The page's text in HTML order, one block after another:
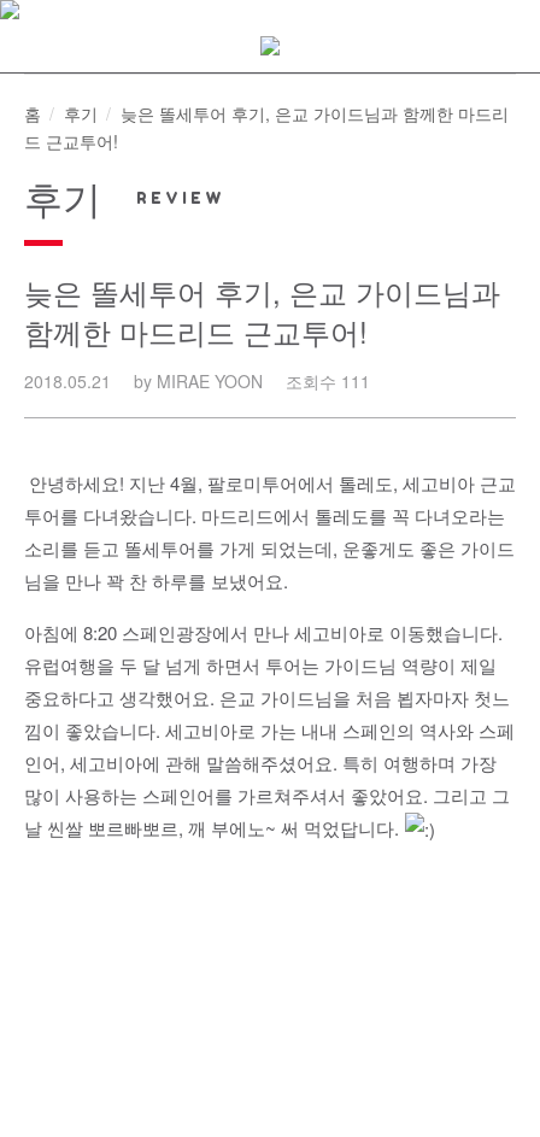
Skip
홈 후기
늦은 똘세투어 후기, 은교 가이드님과 함께한 마드리
드 근교투어!
후기
늦은 똘세투어 후기, 은교 가이드님과
함께한 마드리드 근교투어!
2018.05.21 by MIRAE YOON 조회수 111
안녕하세요! 지난 4월, 팔로미투어에서 톨레도, 세고비아 근교
투어를 다녀왔습니다. 마드리드에서 톨레도를 꼭 다녀오라는
소리를 듣고 똘세투어를 가게 되었는데, 운좋게도 좋은 가이드
님을 만나 꽉 찬 하루를 보냈어요.
아침에 8:20 스페인광장에서 만나 세고비아로 이동했습니다.
유럽여행을 두 달 넘게 하면서 투어는 가이드님 역량이 제일
중요하다고 생각했어요. 은교 가이드님을 처음 뵙자마자 첫느
낌이 좋았습니다. 세고비아로 가는 내내 스페인의 역사와 스페
인어, 세고비아에 관해 말씀해주셨어요. 특히 여행하며 가장
많이 사용하는 스페인어를 가르쳐주셔서 좋았어요. 그리고 그
날 씬쌀 뽀르빠뽀르, 깨 부에노~ 써 먹었답니다.